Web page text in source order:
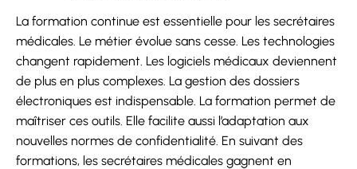
La formation continue est essentielle pour les secrétaires
médicales. Le métier évolue sans cesse. Les technologies
changent rapidement. Les logiciels médicaux deviennent
de plus en plus complexes. La gestion des dossiers
électroniques est indispensable. La formation permet de
maîtriser ces outils. Elle facilite aussi l’adaptation aux
nouvelles normes de confidentialité. En suivant des
formations, les secrétaires médicales gagnent en